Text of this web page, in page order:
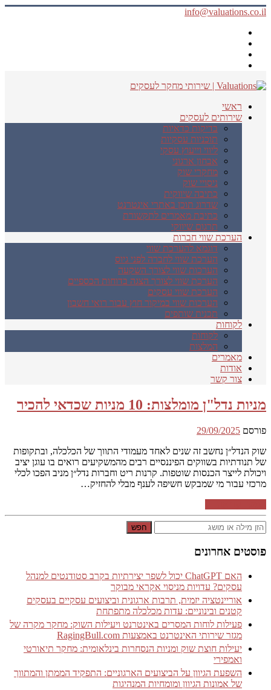
info@valuations.co.il
ראשי
שירותים לעסקים
בדיקות כדאיות
תוכניות עסקיות
ליווי וייעוץ עסקי
אבחון ארגוני
מחקרי שוק
ניסויי שוק
כתיבה שיווקית
שדרוג תוכן באתרי אינטרנט
כתיבת מאמרים לתקשורת
תרגום שיווקי
הערכת שווי חברות
דוגמא להערכת שווי
הערכת שווי לחברה לפני גיוס
הערכות שווי לצורך השקעה
הערכת שווי לצורך הצגה בדוחות הכספיים
הערכת שווי עסקים
הערכות שווי במיקור חוץ עבור רואי חשבון
תכנית שותפים
לקוחות
לקוחות
המלצות
מאמרים
אודות
צור קשר
מניות נדל"ן מומלצות: 10 מניות שכדאי להכיר
פורסם 29/09/2025
שוק הנדל״ן נחשב זה שנים לאחד מעמודי התווך של הכלכלה, ובתקופות
של תנודתיות בשווקים הפיננסיים רבים מהמשקיעים רואים בו עוגן יציב
ויכולת לייצר הכנסות שוטפות. קרנות ריט וחברות נדל״ן מניב הפכו לכלי
מרכזי עבור מי שמבקש חשיפה לענף מבלי להחזיק…
חפש
פוסטים אחרונים
האם ChatGPT יכול לשפר יצירתיות בקרב סטודנטים למנהל
עסקים? עדויות מניסוי אקראי מבוקר
אוריינטציה יזמית, תרבות ארגונית וביצועים עסקיים בעסקים
קטנים ובינוניים: עדות מכלכלה מתפתחת
פעילות לוחות המסרים באינטרנט ויעילות השוק: מחקר מקרה של
מגזר שירותי האינטרנט באמצעות RagingBull.com
יעילות חוצת שוק ומניות הנסחרות בינלאומית: מחקר תיאורטי
ואמפירי
השפעת הגיוון על הביצועים הארגוניים: התפקיד הממתן והמתווך
של אמונות הגיוון ומומחיות המנהיגות